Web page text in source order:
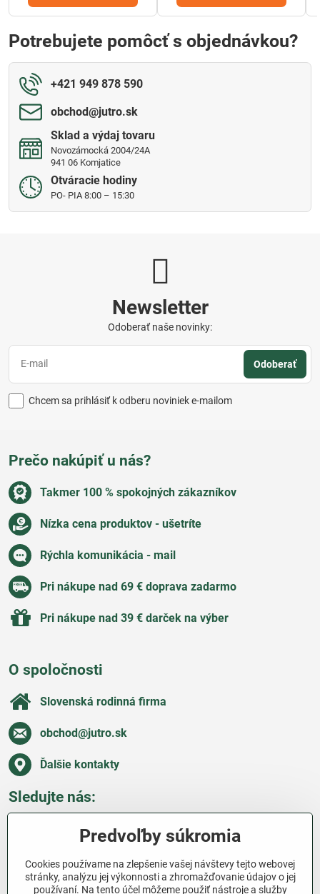
Potrebujete pomôcť s objednávkou?
+421 949 878 590
obchod​@jutro​.sk
Sklad a výdaj tovaru
Novozámocká 2004/24A
941 06 Komjatice
Otváracie hodiny
PO- PIA 8:00 – 15:30
Newsletter
Odoberať naše novinky:
Odoberať
Chcem sa prihlásiť k odberu noviniek e-mailom
Prečo nakúpiť u nás?
Takmer 100 % spokojných zákazníkov
Nízka cena produktov - ušetríte
Rýchla komunikácia - mail
Pri nákupe nad 69 € doprava zadarmo
Pri nákupe nad 39 € darček na výber
O spoločnosti
Slovenská rodinná firma
obchod​@jutro​.sk
Ďalšie kontakty
Sledujte nás:
Všetko o nákupe
Predvoľby súkromia
Cookies používame na zlepšenie vašej návštevy tejto webovej
stránky, analýzu jej výkonnosti a zhromažďovanie údajov o jej
používaní. Na tento účel môžeme použiť nástroje a služby